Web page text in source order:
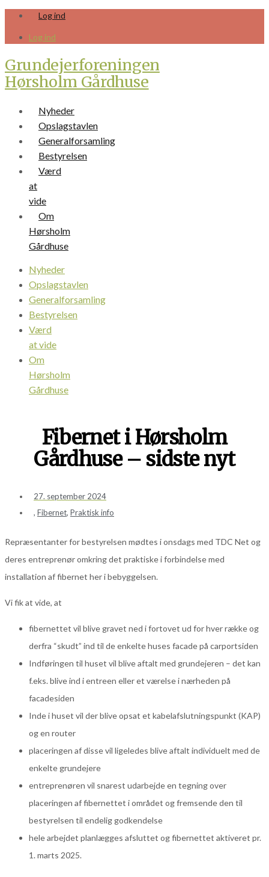
Skip
content
Log ind
Log ind
Grundejerforeningen
Hørsholm Gårdhuse
Nyheder
Opslagstavlen
Generalforsamling
Bestyrelsen
Værd
at
vide
Om
Hørsholm
Gårdhuse
Nyheder
Opslagstavlen
Generalforsamling
Bestyrelsen
Værd
at vide
Om
Hørsholm
Gårdhuse
Fibernet i Hørsholm
Gårdhuse – sidste nyt
27. september 2024
, Fibernet, Praktisk info
Repræsentanter for bestyrelsen mødtes i onsdags med TDC Net og
deres entreprenør omkring det praktiske i forbindelse med
installation af fibernet her i bebyggelsen.
Vi fik at vide, at
fibernettet vil blive gravet ned i fortovet ud for hver række og
derfra “skudt” ind til de enkelte huses facade på carportsiden
Indføringen til huset vil blive aftalt med grundejeren – det kan
f.eks. blive ind i entreen eller et værelse i nærheden på
facadesiden
Inde i huset vil der blive opsat et kabelafslutningspunkt (KAP)
og en router
placeringen af disse vil ligeledes blive aftalt individuelt med de
enkelte grundejere
entreprenøren vil snarest udarbejde en tegning over
placeringen af fibernettet i området og fremsende den til
bestyrelsen til endelig godkendelse
hele arbejdet planlægges afsluttet og fibernettet aktiveret pr.
1. marts 2025.